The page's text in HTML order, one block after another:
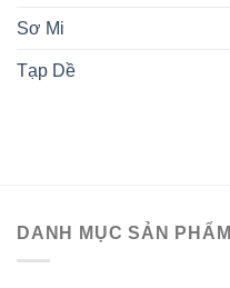
Sơ Mi
Tạp Dề
DANH MỤC SẢN PHẨM